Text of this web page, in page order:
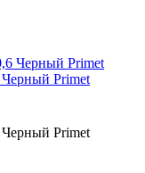
Primet
Primet